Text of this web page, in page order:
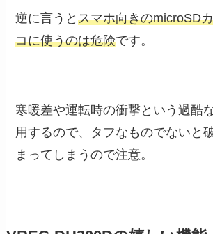
逆に言うとスマホ向きのmicroSD
コに使うのは危険です。
寒暖差や運転時の衝撃という過酷
用するので、タフなものでないと
まってしまうので注意。